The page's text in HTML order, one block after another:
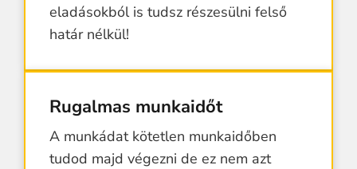
eladásokból is tudsz részesülni felső
határ nélkül!
Rugalmas munkaidőt
A munkádat kötetlen munkaidőben
tudod majd végezni de ez nem azt